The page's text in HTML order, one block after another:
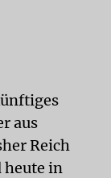
aus
Reich
heute in